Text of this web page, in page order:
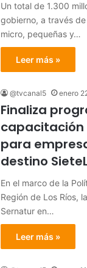
Un total de 1.300
gobierno, a través
micro, pequeñas y…
Leer más »
@tvcanal5 enero
Finaliza
capacitación
para
destino
En el marco de la
Región de Los Ríos,
Sernatur en…
Leer más »